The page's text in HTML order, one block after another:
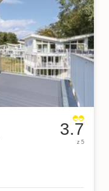
3.7
z 5